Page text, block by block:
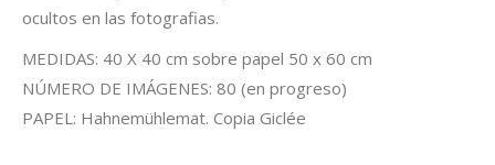
ocultos en las fotografias.
MEDIDAS: 40 X 40 cm sobre papel 50 x 60 cm
NÚMERO DE IMÁGENES: 80 (en progreso)
PAPEL: Hahnemühlemat. Copia Giclée